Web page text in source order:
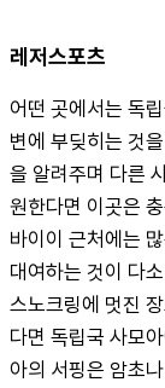
레저스포츠
어떤 곳에서는 독
변에 부딪히는 것
을 알려주며 다른
원한다면 이곳은
바이이 근처에는
대여하는 것이 다
스노크링에 멋진
다면 독립국 사모
아의 서핑은 암초